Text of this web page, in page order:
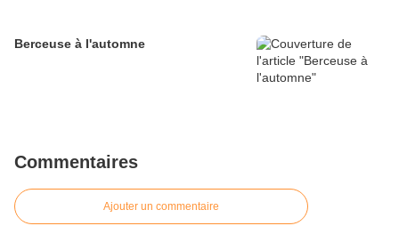
Berceuse à l'automne
Commentaires
Ajouter un commentaire